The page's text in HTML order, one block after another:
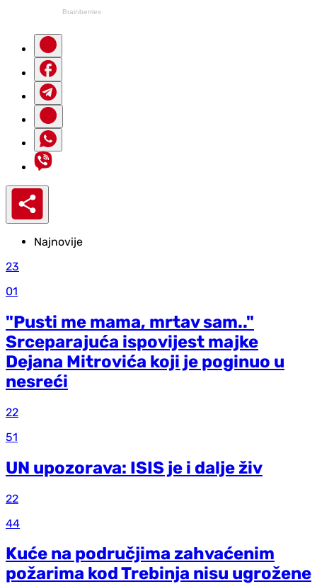
Najnovije
23
01
"Pusti me mama, mrtav sam.."
Srceparajuća ispovijest majke
Dejana Mitrovića koji je poginuo u
nesreći
22
51
UN upozorava: ISIS je i dalje živ
22
44
Kuće na područjima zahvaćenim
požarima kod Trebinja nisu ugrožene